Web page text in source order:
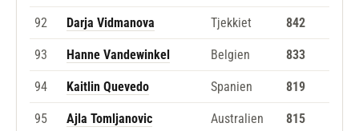
92 Darja Vidmanova Tjekkiet 842
93 Hanne Vandewinkel Belgien 833
94 Kaitlin Quevedo Spanien 819
95 Ajla Tomljanovic Australien 815